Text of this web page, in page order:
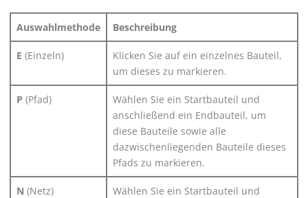
Auswahlmethode Beschreibung
E (Einzeln)
Klicken Sie auf ein einzelnes Bauteil,
um dieses zu markieren.
P (Pfad)
Wählen Sie ein Startbauteil und
anschließend ein Endbauteil, um
diese Bauteile sowie alle
dazwischenliegenden Bauteile dieses
Pfads zu markieren.
N (Netz)
Wählen Sie ein Startbauteil und